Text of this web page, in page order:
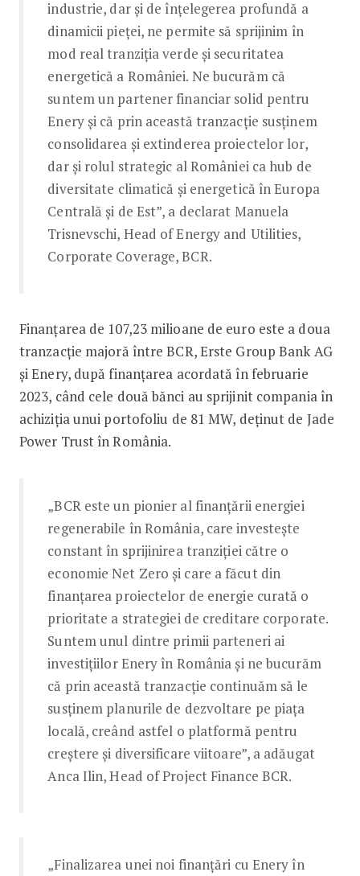
industrie, dar și de înțelegerea profundă a
dinamicii pieței, ne permite să sprijinim în
mod real tranziția verde și securitatea
energetică a României. Ne bucurăm că
suntem un partener financiar solid pentru
Enery și că prin această tranzacție susținem
consolidarea și extinderea proiectelor lor,
dar și rolul strategic al României ca hub de
diversitate climatică și energetică în Europa
Centrală și de Est”, a declarat Manuela
Trisnevschi, Head of Energy and Utilities,
Corporate Coverage, BCR.
Finanțarea de 107,23 milioane de euro este a doua
tranzacție majoră între BCR, Erste Group Bank AG
și Enery, după finanțarea acordată în februarie
2023, când cele două bănci au sprijinit compania în
achiziția unui portofoliu de 81 MW, deținut de Jade
Power Trust în România.
„BCR este un pionier al finanțării energiei
regenerabile în România, care investește
constant în sprijinirea tranziției către o
economie Net Zero și care a făcut din
finanțarea proiectelor de energie curată o
prioritate a strategiei de creditare corporate.
Suntem unul dintre primii parteneri ai
investițiilor Enery în România și ne bucurăm
că prin această tranzacție continuăm să le
susținem planurile de dezvoltare pe piața
locală, creând astfel o platformă pentru
creștere și diversificare viitoare”, a adăugat
Anca Ilin, Head of Project Finance BCR.
„Finalizarea unei noi finanțări cu Enery în